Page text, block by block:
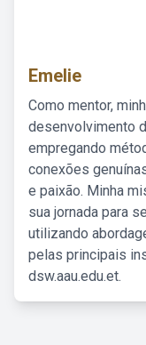
Emelie
Como mentor,
desenvolvimento
empregando
conexões
e paixão. Minha
sua jornada para
utilizando
pelas principais
dsw.aau.edu.et.